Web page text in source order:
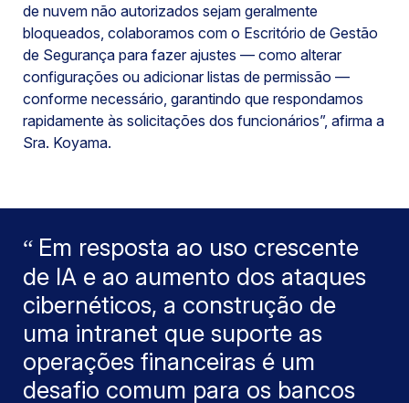
de nuvem não autorizados sejam geralmente
bloqueados, colaboramos com o Escritório de Gestão
de Segurança para fazer ajustes — como alterar
configurações ou adicionar listas de permissão —
conforme necessário, garantindo que respondamos
rapidamente às solicitações dos funcionários”, afirma a
Sra. Koyama.
Em resposta ao uso crescente
de IA e ao aumento dos ataques
cibernéticos, a construção de
uma intranet que suporte as
operações financeiras é um
desafio comum para os bancos